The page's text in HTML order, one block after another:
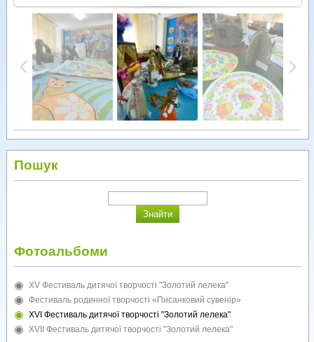
Пошук
Фотоальбоми
XV Фестиваль дитячої творчості "Золотий лелека"
Фестиваль родинної творчості «Писанковий сувенір»
XVI Фестиваль дитячої творчості "Золотий лелека"
XVII Фестиваль дитячої творчості "Золотий лелека"